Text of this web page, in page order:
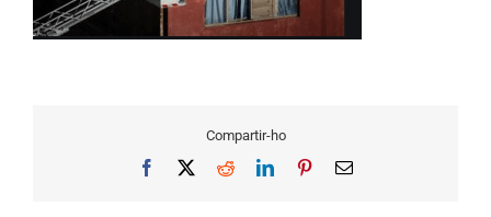
Compartir-ho
Facebook RedditLinkedInPinterestEmail